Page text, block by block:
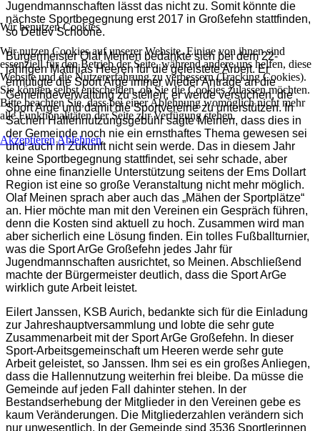
Jugendmannschaften lässt das nicht zu. Somit könnte die
nächste Sportbegegnung erst 2017 in Großefehn stattfinden,
so Detlev Schoone.
Bürgermeister Olaf Meinen bedankte sich bei dem 22-
jährigen Matthias Heeren für die geleistete Arbeit. Er
ermutigte die Sport Arge immer wieder Anträge an die
Gemeindeverwaltung zu stellen, er werde versuchen, die
Sport Arge und damit die Sportvereine zu unterstützen. In
Sachen Hallennutzungsgebühr sagte Meinen, dass dies in
der Gemeinde noch nie ein ernsthaftes Thema gewesen sei
und auch in Zukunft nicht sein werde. Das in diesem Jahr
keine Sportbegegnung stattfindet, sei sehr schade, aber
ohne eine finanzielle Unterstützung seitens der Ems Dollart
Region ist eine so große Veranstaltung nicht mehr möglich.
Olaf Meinen sprach aber auch das „Mähen der Sportplätze“
an. Hier möchte man mit den Vereinen ein Gespräch führen,
denn die Kosten sind aktuell zu hoch. Zusammen wird man
aber sicherlich eine Lösung finden. Ein tolles Fußballturnier,
was die Sport ArGe Großefehn jedes Jahr für
Jugendmannschaften ausrichtet, so Meinen. Abschließend
machte der Bürgermeister deutlich, dass die Sport ArGe
wirklich gute Arbeit leistet.
Eilert Janssen, KSB Aurich, bedankte sich für die Einladung
zur Jahreshauptversammlung und lobte die sehr gute
Zusammenarbeit mit der Sport ArGe Großefehn. In dieser
Sport-Arbeitsgemeinschaft um Heeren werde sehr gute
Arbeit geleistet, so Janssen. Ihm sei es ein großes Anliegen,
dass die Hallennutzung weiterhin frei bleibe. Da müsse die
Gemeinde auf jeden Fall dahinter stehen. In der
Bestandserhebung der Mitglieder in den Vereinen gebe es
kaum Veränderungen. Die Mitgliederzahlen verändern sich
nur unwesentlich. In der Gemeinde sind 3536 Sportlerinnen
Wir benutzen Cookies
Wir nutzen Cookies auf unserer Website. Einige von ihnen sind
essenziell für den Betrieb der Seite, während andere uns helfen, diese
Website und die Nutzererfahrung zu verbessern (Tracking Cookies).
Sie können selbst entscheiden, ob Sie die Cookies zulassen möchten.
Bitte beachten Sie, dass bei einer Ablehnung womöglich nicht mehr
alle Funktionalitäten der Seite zur Verfügung stehen.
AkzeptierenAblehnen